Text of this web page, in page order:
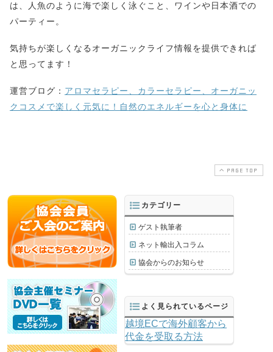
は、人魚のように海で楽しく泳ぐこと、ワインや日本酒での
パーティー。
気持ちが楽しくなるオーガニックライフ情報を提供できれば
と思ってます！
運営ブログ： アロマセラピー、カラーセラピー、オーガニッ
クコスメで楽しく元気に！自然のエネルギーを心と身体に
PAGE TOP
カテゴリー
ゲスト執筆者
ネット輸出入コラム
協会からのお知らせ
よく見られているページ
越境ECで海外顧客から
代金を受取る方法